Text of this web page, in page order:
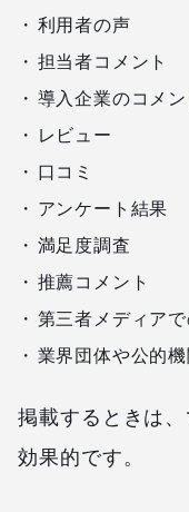
利用者の声
担当者コメント
導入企業のコメン
レビュー
口コミ
アンケート結果
満足度調査
推薦コメント
第三者メディア
業界団体や公的
掲載するときは
効果的です。